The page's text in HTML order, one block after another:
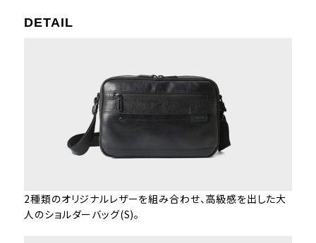
DETAIL
2種類のオリジナルレザーを組み合わせ、高級感を出した大
人のショルダーバッグ(S)。